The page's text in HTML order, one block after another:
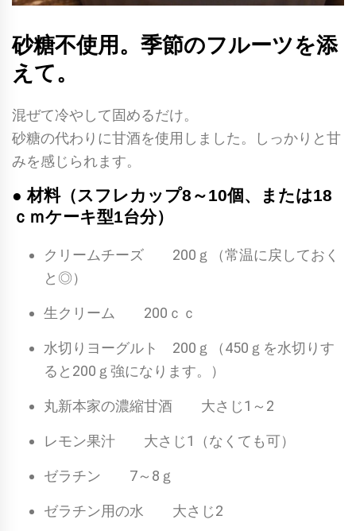
砂糖不使用。季節のフルーツを添
えて。
混ぜて冷やして固めるだけ。
砂糖の代わりに甘酒を使用しました。しっかりと甘
みを感じられます。
● 材料（スフレカップ8～10個、または18
ｃｍケーキ型1台分）
クリームチーズ 200ｇ（常温に戻しておく
と◎）
生クリーム 200ｃｃ
水切りヨーグルト 200ｇ（450ｇを水切りす
ると200ｇ強になります。）
丸新本家の濃縮甘酒 大さじ1～2
レモン果汁 大さじ1（なくても可）
ゼラチン 7～8ｇ
ゼラチン用の水 大さじ2